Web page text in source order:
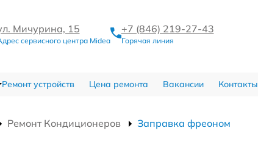
Мичурина, 15
сервисного центра Midea
+7 (846) 219-27-43
Горячая линия
Ремонт устройств Цена ремонта Вакансии Контакты
Ремонт Кондиционеров Заправка фреоном